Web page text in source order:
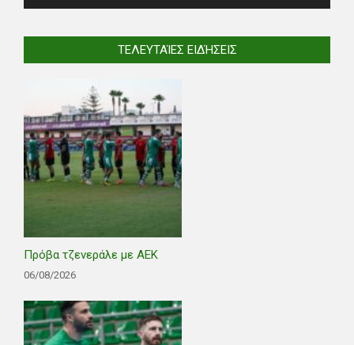
ΤΕΛΕΥΤΑΊΕΣ ΕΙΔΉΣΕΙΣ
Πρόβα τζενεράλε με ΑΕΚ
06/08/2026